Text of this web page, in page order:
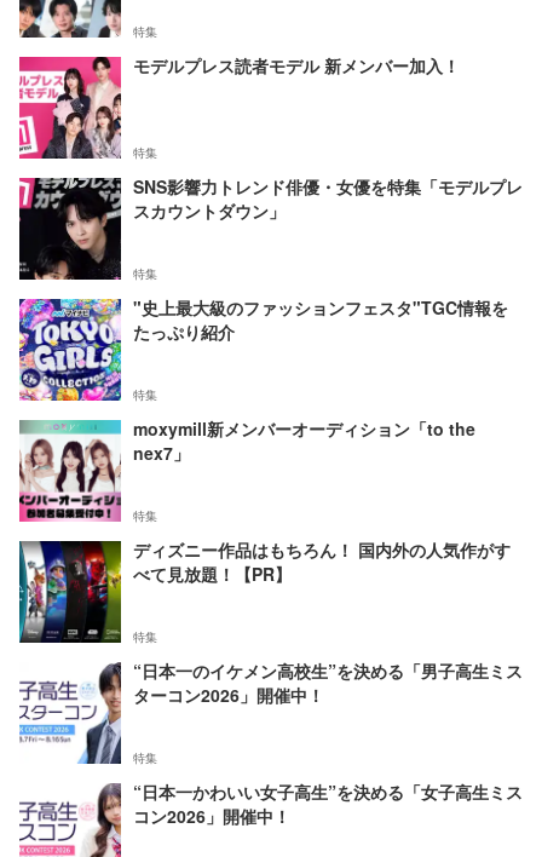
特集
モデルプレス読者モデル 新メンバー加入！
特集
SNS影響力トレンド俳優・女優を特集「モデルプレ
スカウントダウン」
特集
"史上最大級のファッションフェスタ"TGC情報を
たっぷり紹介
特集
moxymill新メンバーオーディション「to the
nex7」
特集
ディズニー作品はもちろん！ 国内外の人気作がす
べて見放題！【PR】
特集
“日本一のイケメン高校生”を決める「男子高生ミス
ターコン2026」開催中！
特集
“日本一かわいい女子高生”を決める「女子高生ミス
コン2026」開催中！